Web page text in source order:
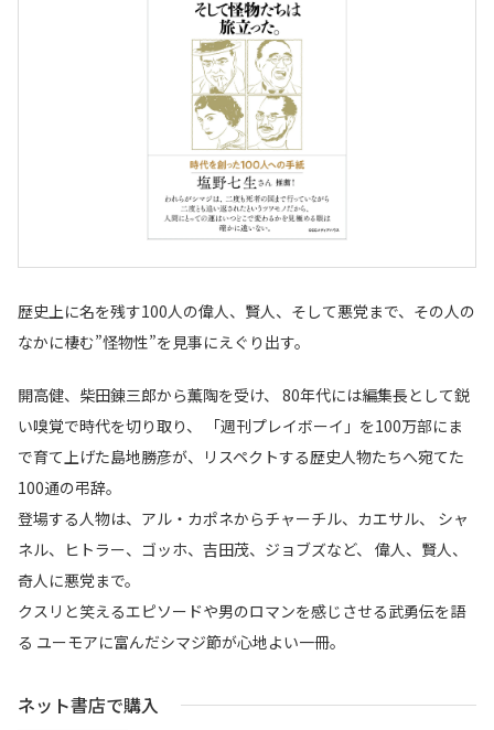
歴史上に名を残す100人の偉人、賢人、そして悪党まで、その人の
なかに棲む”怪物性”を見事にえぐり出す。
開高健、柴田錬三郎から薫陶を受け、 80年代には編集長として鋭
い嗅覚で時代を切り取り、 「週刊プレイボーイ」を100万部にま
で育て上げた島地勝彦が、リスペクトする歴史人物たちへ宛てた
100通の弔辞。
登場する人物は、アル・カポネからチャーチル、カエサル、 シャ
ネル、ヒトラー、ゴッホ、吉田茂、ジョブズなど、 偉人、賢人、
奇人に悪党まで。
クスリと笑えるエピソードや男のロマンを感じさせる武勇伝を語
る ユーモアに富んだシマジ節が心地よい一冊。
ネット書店で購入